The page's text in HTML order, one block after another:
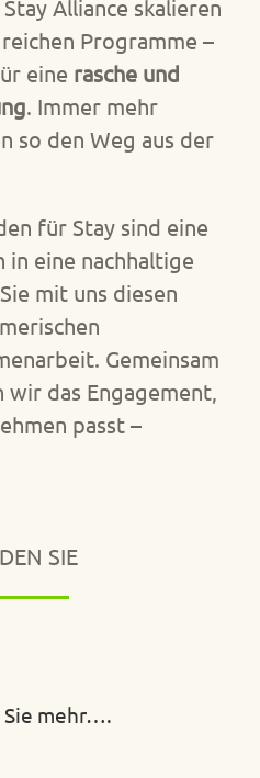
Alliance skalieren
Programme –
eine rasche und
. Immer mehr
so den Weg aus der
für Stay sind eine
eine nachhaltige
mit uns diesen
Gemeinsam
das Engagement,
passt –
SIE
Sie mehr….